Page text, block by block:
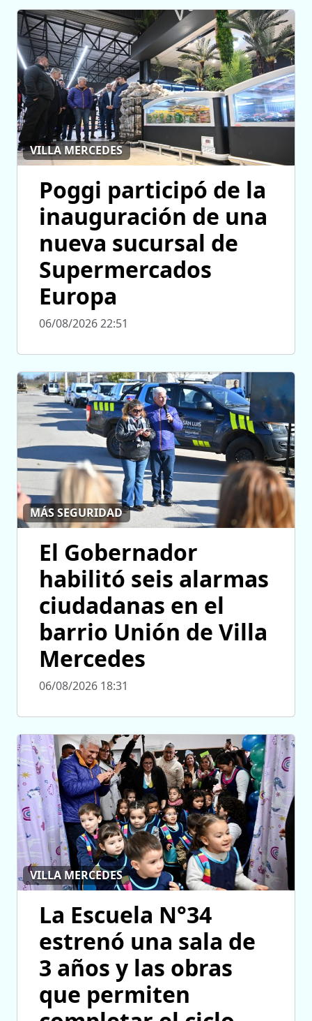
VILLA MERCEDES
Poggi participó de la
inauguración de una
nueva sucursal de
Supermercados
Europa
06/08/2026 22:51
MÁS SEGURIDAD
El Gobernador
habilitó seis alarmas
ciudadanas en el
barrio Unión de Villa
Mercedes
06/08/2026 18:31
VILLA MERCEDES
La Escuela N°34
estrenó una sala de
3 años y las obras
que permiten